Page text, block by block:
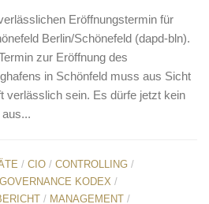
Eröffnungstermin für
Berlin/Schönefeld (dapd-bln).
zur Eröffnung des
in Schönfeld muss aus Sicht
verlässlich sein. Es dürfe jetzt kein
aus...
/ CIO / CONTROLLING /
KODEX /
/ MANAGEMENT /